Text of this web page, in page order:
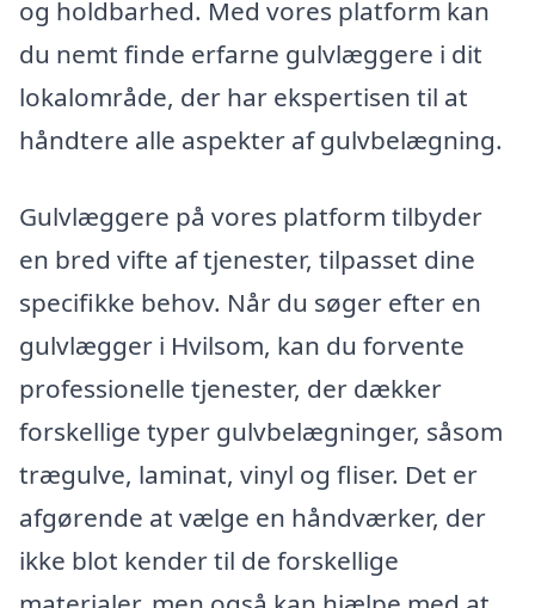
og holdbarhed. Med vores platform kan
du nemt finde erfarne gulvlæggere i dit
lokalområde, der har ekspertisen til at
håndtere alle aspekter af gulvbelægning.
Gulvlæggere på vores platform tilbyder
en bred vifte af tjenester, tilpasset dine
specifikke behov. Når du søger efter en
gulvlægger i Hvilsom, kan du forvente
professionelle tjenester, der dækker
forskellige typer gulvbelægninger, såsom
trægulve, laminat, vinyl og fliser. Det er
afgørende at vælge en håndværker, der
ikke blot kender til de forskellige